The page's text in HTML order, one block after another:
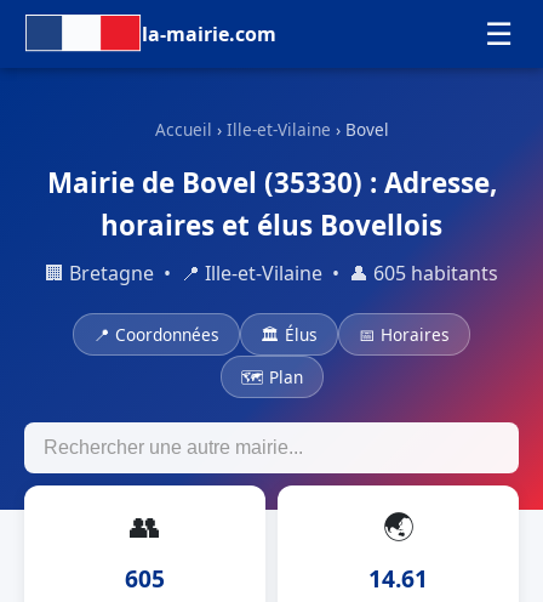
la-mairie.com ☰
Accueil › Ille-et-Vilaine › Bovel
Mairie de Bovel (35330) : Adresse,
horaires et élus Bovellois
🏢 Bretagne • 📍 Ille-et-Vilaine • 👤 605 habitants
📍 Coordonnées 🏛 Élus
📅 Horaires
🗺 Plan
👥
605
🌏
14.61